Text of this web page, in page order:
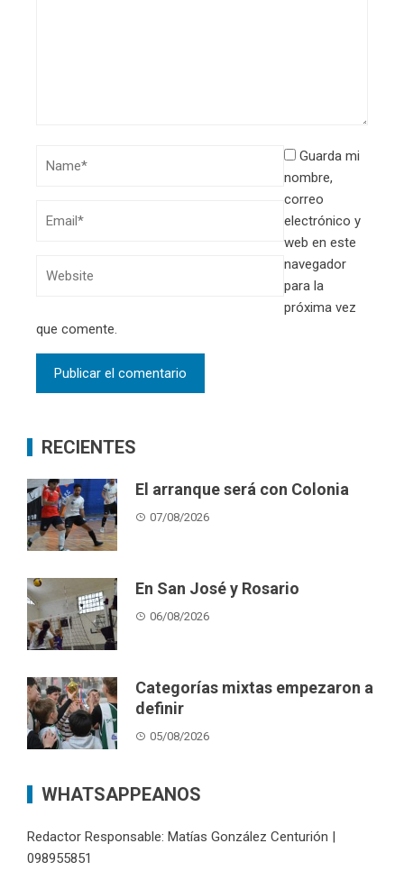
Guarda mi
nombre,
correo
electrónico y
web en este
navegador
para la
próxima vez
que comente.
RECIENTES
El arranque será con Colonia
07/08/2026
En San José y Rosario
06/08/2026
Categorías mixtas empezaron a
definir
05/08/2026
WHATSAPPEANOS
Redactor Responsable: Matías González Centurión |
098955851